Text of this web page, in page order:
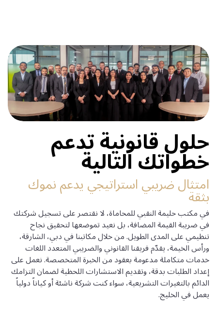
حلول قانونية تدعم
خطواتك التالية
امتثال ضريبي استراتيجي يدعم نموك
بثقة
في مكتب حليمة النقبي للمحاماة، لا نقتصر على تسجيل شركتك
في ضريبة القيمة المضافة، بل نعيد تموضعها لتحقيق نجاح
تنظيمي على المدى الطويل. من خلال مكاتبنا في دبي، الشارقة،
ورأس الخيمة، يقدّم فريقنا القانوني والضريبي المتعدد اللغات
خدمات متكاملة مدعومة بعقود من الخبرة المتخصصة. نعمل على
إعداد الطلبات بدقة، وتقديم الاستشارات اللحظية لضمان التزامك
الدائم بالتغيرات التشريعية، سواء كنت شركة ناشئة أو كياناً دولياً
يعمل في الخليج.